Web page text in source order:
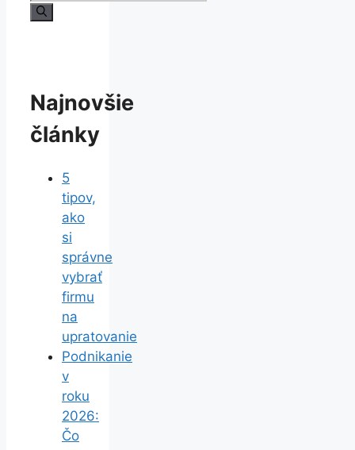
Najnovšie
články
5
tipov,
ako
si
správne
vybrať
firmu
na
upratovanie
Podnikanie
v
roku
2026:
Čo